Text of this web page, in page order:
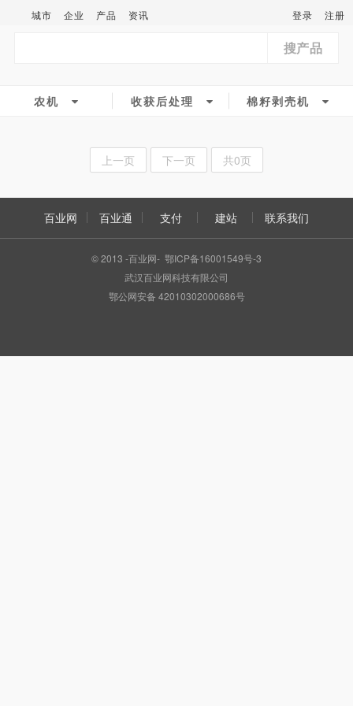
城市 企业 产品 资讯 登录 注册
搜产品
农机 收获后处理 棉籽剥壳机
上一页 下一页 共0页
百业网 百业通 支付 建站 联系我们
© 2013 -百业网- 鄂ICP备16001549号-3
武汉百业网科技有限公司
鄂公网安备 42010302000686号